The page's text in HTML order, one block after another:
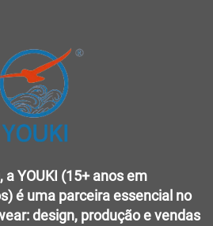
a YOUKI (15+ anos em
é uma parceira essencial no
design, produção e vendas